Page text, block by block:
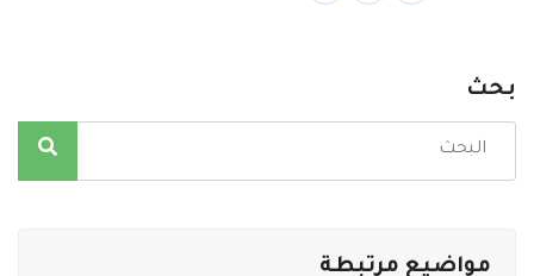
بحث
مواضيع مرتبطة